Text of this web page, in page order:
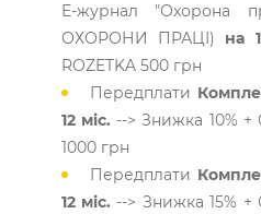
E-журнал "Охорона
ОХОРОНИ ПРАЦІ) на
ROZETKA 500 грн
Передплати
12 міс. --> Знижка 10% +
1000 грн
Передплати
12 міс. --> Знижка 15% +